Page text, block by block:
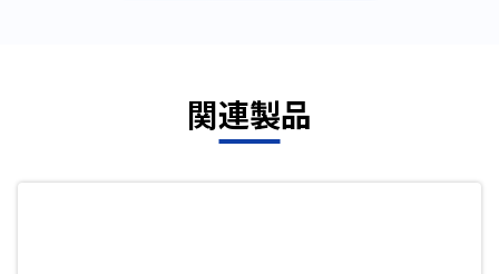
関連製品